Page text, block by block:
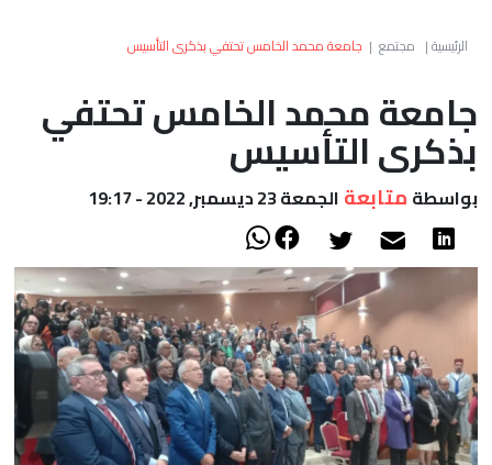
العالم
أعمدة
الصحراء
الرئيسية| مجتمع | جامعة محمد الخامس تحتفي بذكرى التأسيس
جامعة محمد الخامس تحتفي
بذكرى التأسيس
بواسطة متابعة الجمعة 23 ديسمبر, 2022 - 19:17